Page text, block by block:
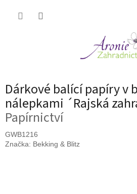
Dárkové balící papíry v
nálepkami ´Rajská
Papírnictví
GWB1216
Značka: Bekking & Blitz